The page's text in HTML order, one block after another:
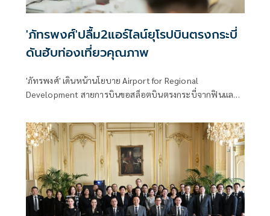
'ภัทรพงศ์'ปลื้ม2แอร์ไลน์ยุโรปบินตรงกระบี่
ดันฮับท่องเที่ยวคุณภาพ
'ภัทรพงศ์' เดินหน้านโยบาย Airport for Regional
Development สายการบินขอสล็อตบินตรงกระบี่จากฟินแลนด์
สูงจากยุโรปเหนือ กระตุ้นเศรษฐกิจและการท่องเที่ยวภาคใต้